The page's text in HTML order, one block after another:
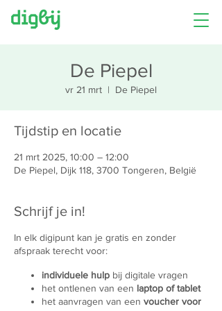
De Piepel
vr 21 mrt
  |
De Piepel
Tijdstip en locatie
21 mrt 2025, 10:00 – 12:00
De Piepel, Dijk 118, 3700 Tongeren, België
Schrijf je in!
In elk digipunt kan je gratis en zonder
afspraak terecht voor:
individuele hulp bij digitale vragen
het ontlenen van een laptop of tablet
het aanvragen van een voucher voor